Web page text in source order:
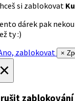
si zablokovat
dárek pak
ty :)
zablokovat
×